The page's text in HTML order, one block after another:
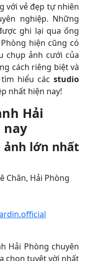
với vẻ đẹp tự nhiên
nghiệp. Những
ghi lại qua ống
hiện cũng có
chụp ảnh cưới của
cách riêng biệt và
hiểu các studio
nhất hiện nay!
Hải
nay
ảnh lớn nhất
Chân, Hải Phòng
Hải Phòng chuyên
chọn tuyệt vời nhất